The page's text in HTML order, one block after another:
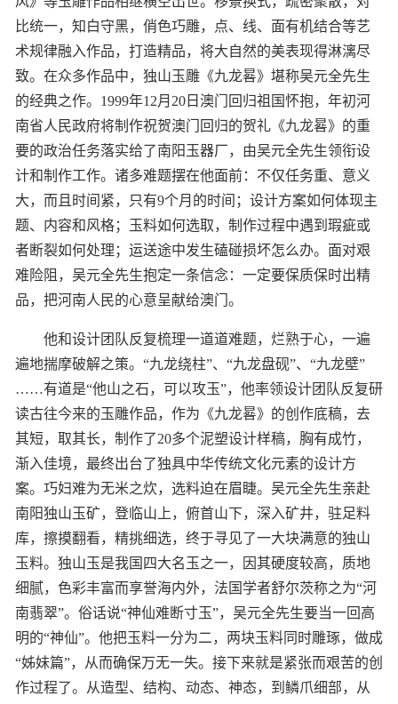
比统一，知白守黑，俏色巧雕，点、线、面有机结合等艺
术规律融入作品，打造精品，将大自然的美表现得淋漓尽
致。在众多作品中，独山玉雕《九龙晷》堪称吴元全先生
的经典之作。1999年12月20日澳门回归祖国怀抱，年初河
南省人民政府将制作祝贺澳门回归的贺礼《九龙晷》的重
要的政治任务落实给了南阳玉器厂，由吴元全先生领衔设
计和制作工作。诸多难题摆在他面前：不仅任务重、意义
大，而且时间紧，只有9个月的时间；设计方案如何体现主
题、内容和风格；玉料如何选取，制作过程中遇到瑕疵或
者断裂如何处理；运送途中发生磕碰损坏怎么办。面对艰
难险阻，吴元全先生抱定一条信念：一定要保质保时出精
品，把河南人民的心意呈献给澳门。
他和设计团队反复梳理一道道难题，烂熟于心，一遍
遍地揣摩破解之策。“九龙绕柱”、“九龙盘砚”、“九龙壁”
……有道是“他山之石，可以攻玉”，他率领设计团队反复研
读古往今来的玉雕作品，作为《九龙晷》的创作底稿，去
其短，取其长，制作了20多个泥塑设计样稿，胸有成竹，
渐入佳境，最终出台了独具中华传统文化元素的设计方
案。巧妇难为无米之炊，选料迫在眉睫。吴元全先生亲赴
南阳独山玉矿，登临山上，俯首山下，深入矿井，驻足料
库，擦摸翻看，精挑细选，终于寻见了一大块满意的独山
玉料。独山玉是我国四大名玉之一，因其硬度较高，质地
细腻，色彩丰富而享誉海内外，法国学者舒尔茨称之为“河
南翡翠”。俗话说“神仙难断寸玉”，吴元全先生要当一回高
明的“神仙”。他把玉料一分为二，两块玉料同时雕琢，做成
“姊妹篇”，从而确保万无一失。接下来就是紧张而艰苦的创
作过程了。从造型、结构、动态、神态，到鳞爪细部，从